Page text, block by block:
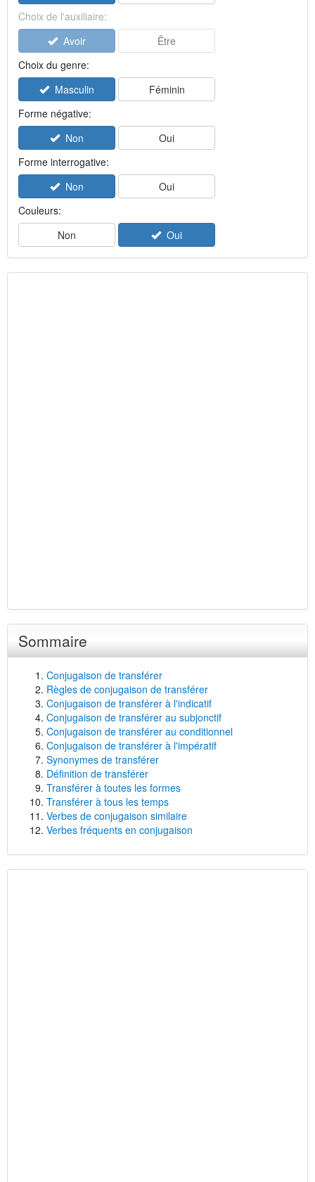
Choix de l'auxiliaire:
Avoir
Être
Choix du genre:
Masculin
Féminin
Forme négative:
Non
Oui
Forme interrogative:
Non
Oui
Couleurs:
Non
Oui
Sommaire
Conjugaison de transférer
Règles de conjugaison de transférer
Conjugaison de transférer à l'indicatif
Conjugaison de transférer au subjonctif
Conjugaison de transférer au conditionnel
Conjugaison de transférer à l'impératif
Synonymes de transférer
Définition de transférer
Transférer à toutes les formes
Transférer à tous les temps
Verbes de conjugaison similaire
Verbes fréquents en conjugaison